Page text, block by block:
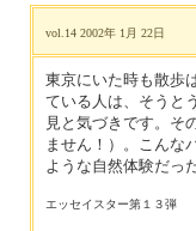
vol.14 2002年 1月 22日
東京にいた時も散歩
ている人は、そうと
見と気づきです。そ
ません！）。こんな
ような自然体験だっ
エッセイスター第１３弾